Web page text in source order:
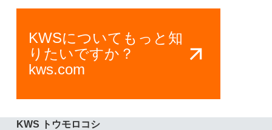
KWSについてもっと知
りたいですか？
kws.com
KWS トウモロコシ